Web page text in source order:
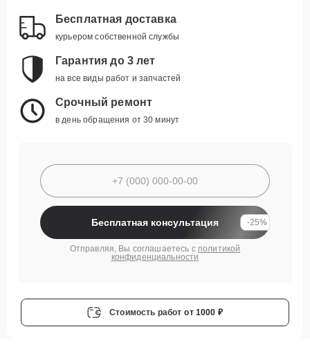
Бесплатная доставка
курьером собственной службы
Гарантия до 3 лет
на все виды работ и запчастей
Срочный ремонт
в день обращения от 30 минут
Бесплатная консультация -25%
Отправляя, Вы соглашаетесь с политикой
конфиденциальности
Стоимость работ от 1000 ₽